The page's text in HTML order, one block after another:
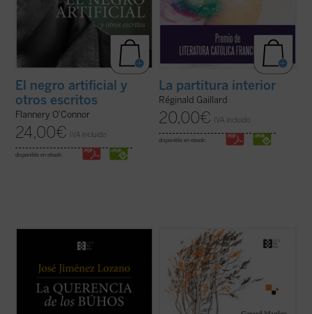
El negro artificial y
otros escritos
Flannery O'Connor
24,00€ IVA incluido
disponible en ebook:
La partitura interior
Réginald Gaillard
20,00€ IVA incluido
disponible en ebook:
todas inéditas, que nos desvelan el
vivencias son transformados en relatos
que nos sitúan ante aquellos instantes de la
vida que la hacen más verdadera. ...(ver
Se publica por primera vez en castellano,
de la mano del filólogo, escritor y traductor
Gabriel Insausti la obra completa en prosa
--a excepción de algún texto menor-- del
poeta inglés Gerard Manley Hopkins (1844-
1889). Ejemplo claro del ...(ver ficha)